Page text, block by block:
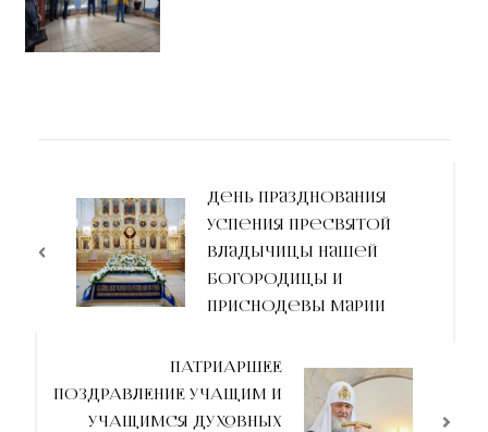
День празднования
Успения Пресвятой
Владычицы нашей
Богородицы и
Приснодевы Марии
ПАТРИАРШЕЕ
ПОЗДРАВЛЕНИЕ УЧАЩИМ И
УЧАЩИМСЯ ДУХОВНЫХ